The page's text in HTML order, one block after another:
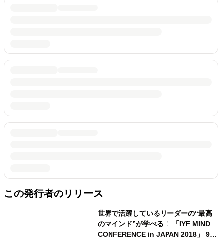
この発行者のリリース
世界で活躍しているリーダーの“最高
のマインド”が学べる！ 「IYF MIND
CONFERENCE in JAPAN 2018」 9月